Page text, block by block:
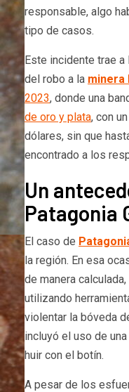
responsable, algo
tipo de casos.
Este incidente trae
del robo a la minera
2023, donde una
de oro y plata, con
dólares, sin que
encontrado a los
Un
Patagonia
El caso de
la región. En esa
de manera
utilizando
violentar la bóveda
incluyó el uso de
huir con el botín.
A pesar de los